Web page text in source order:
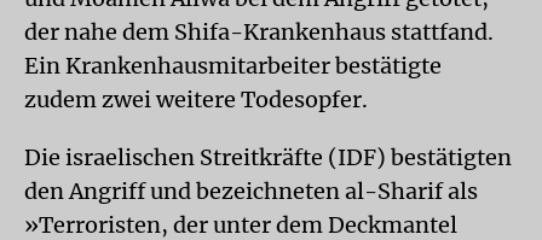
der nahe dem Shifa-Krankenhaus stattfand.
Ein Krankenhausmitarbeiter bestätigte
zudem zwei weitere Todesopfer.
Die israelischen Streitkräfte (IDF) bestätigten
den Angriff und bezeichneten al-Sharif als
»Terroristen, der unter dem Deckmantel